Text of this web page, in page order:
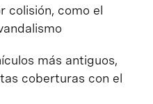
colisión, como el
más antiguos,
coberturas con el